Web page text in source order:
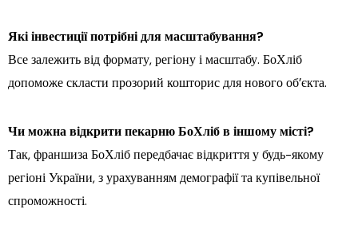
Які інвестиції потрібні для масштабування?
Все залежить від формату, регіону і масштабу. БоХліб
допоможе скласти прозорий кошторис для нового об’єкта.
Чи можна відкрити пекарню БоХліб в іншому місті?
Так, франшиза БоХліб передбачає відкриття у будь-якому
регіоні України, з урахуванням демографії та купівельної
спроможності.